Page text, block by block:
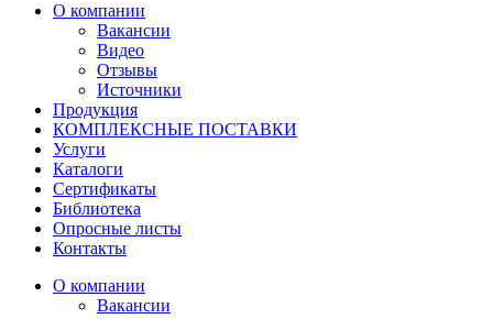
О компании
Вакансии
Видео
Отзывы
Источники
Продукция
КОМПЛЕКСНЫЕ ПОСТАВКИ
Услуги
Каталоги
Сертификаты
Библиотека
Опросные листы
Контакты
О компании
Вакансии